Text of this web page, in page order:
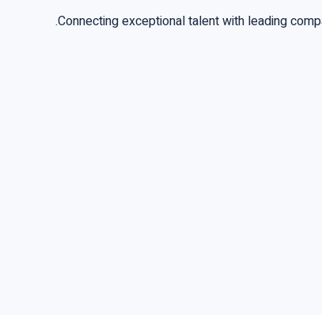
Connecting exceptional talent with leading